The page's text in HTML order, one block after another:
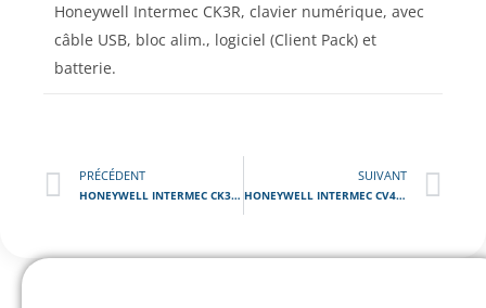
Honeywell Intermec CK3R, clavier numérique, avec
câble USB, bloc alim., logiciel (Client Pack) et
batterie.
PRÉCÉDENT
HONEYWELL INTERMEC CK3X / Terminal Code Barre Portable
SUIVANT
HONEYWELL INTERMEC CV41 / Terminal de Saisie Embarqué